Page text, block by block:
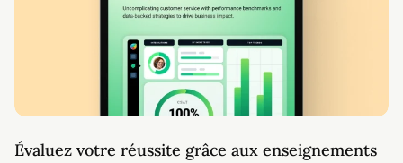
Évaluez votre réussite grâce aux enseignements